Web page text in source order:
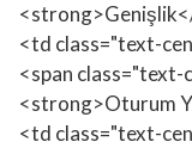
<td class="text-
<span
<strong>Oturum
<td class="text-